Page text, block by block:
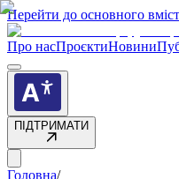
Перейти до основного
Про насПроєктиНовини
ПІДТРИМАТИ
Головна/